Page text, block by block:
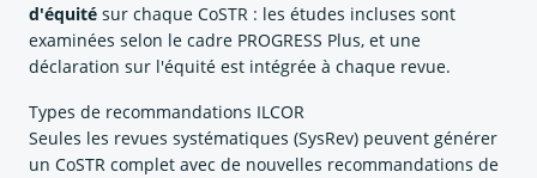
d'équité sur chaque CoSTR : les études incluses sont
examinées selon le cadre PROGRESS Plus, et une
déclaration sur l'équité est intégrée à chaque revue.
Types de recommandations ILCOR
Seules les revues systématiques (SysRev) peuvent générer
un CoSTR complet avec de nouvelles recommandations de